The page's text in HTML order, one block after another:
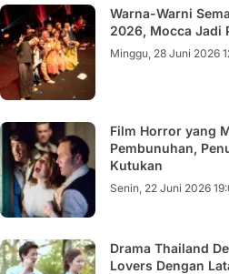
Warna-Warni
2026, Mocca Jadi
Minggu, 28 Juni 2026
Film Horror yang
Pembunuhan,
Kutukan
Senin, 22 Juni 2026
Drama Thailand
Lovers Dengan